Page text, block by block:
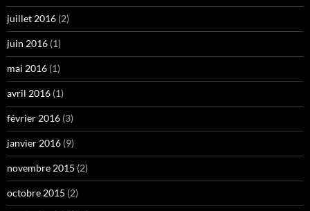
juillet 2016 (2)
juin 2016 (1)
mai 2016 (1)
avril 2016 (1)
février 2016 (3)
janvier 2016 (9)
novembre 2015 (2)
octobre 2015 (2)